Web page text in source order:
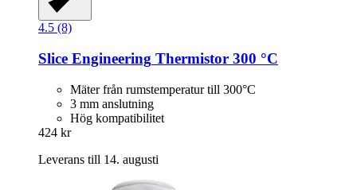
4.5 (8)
Slice Engineering Thermistor 300 °C
Mäter från rumstemperatur till 300°C
3 mm anslutning
Hög kompatibilitet
424 kr
Leverans till 14. augusti